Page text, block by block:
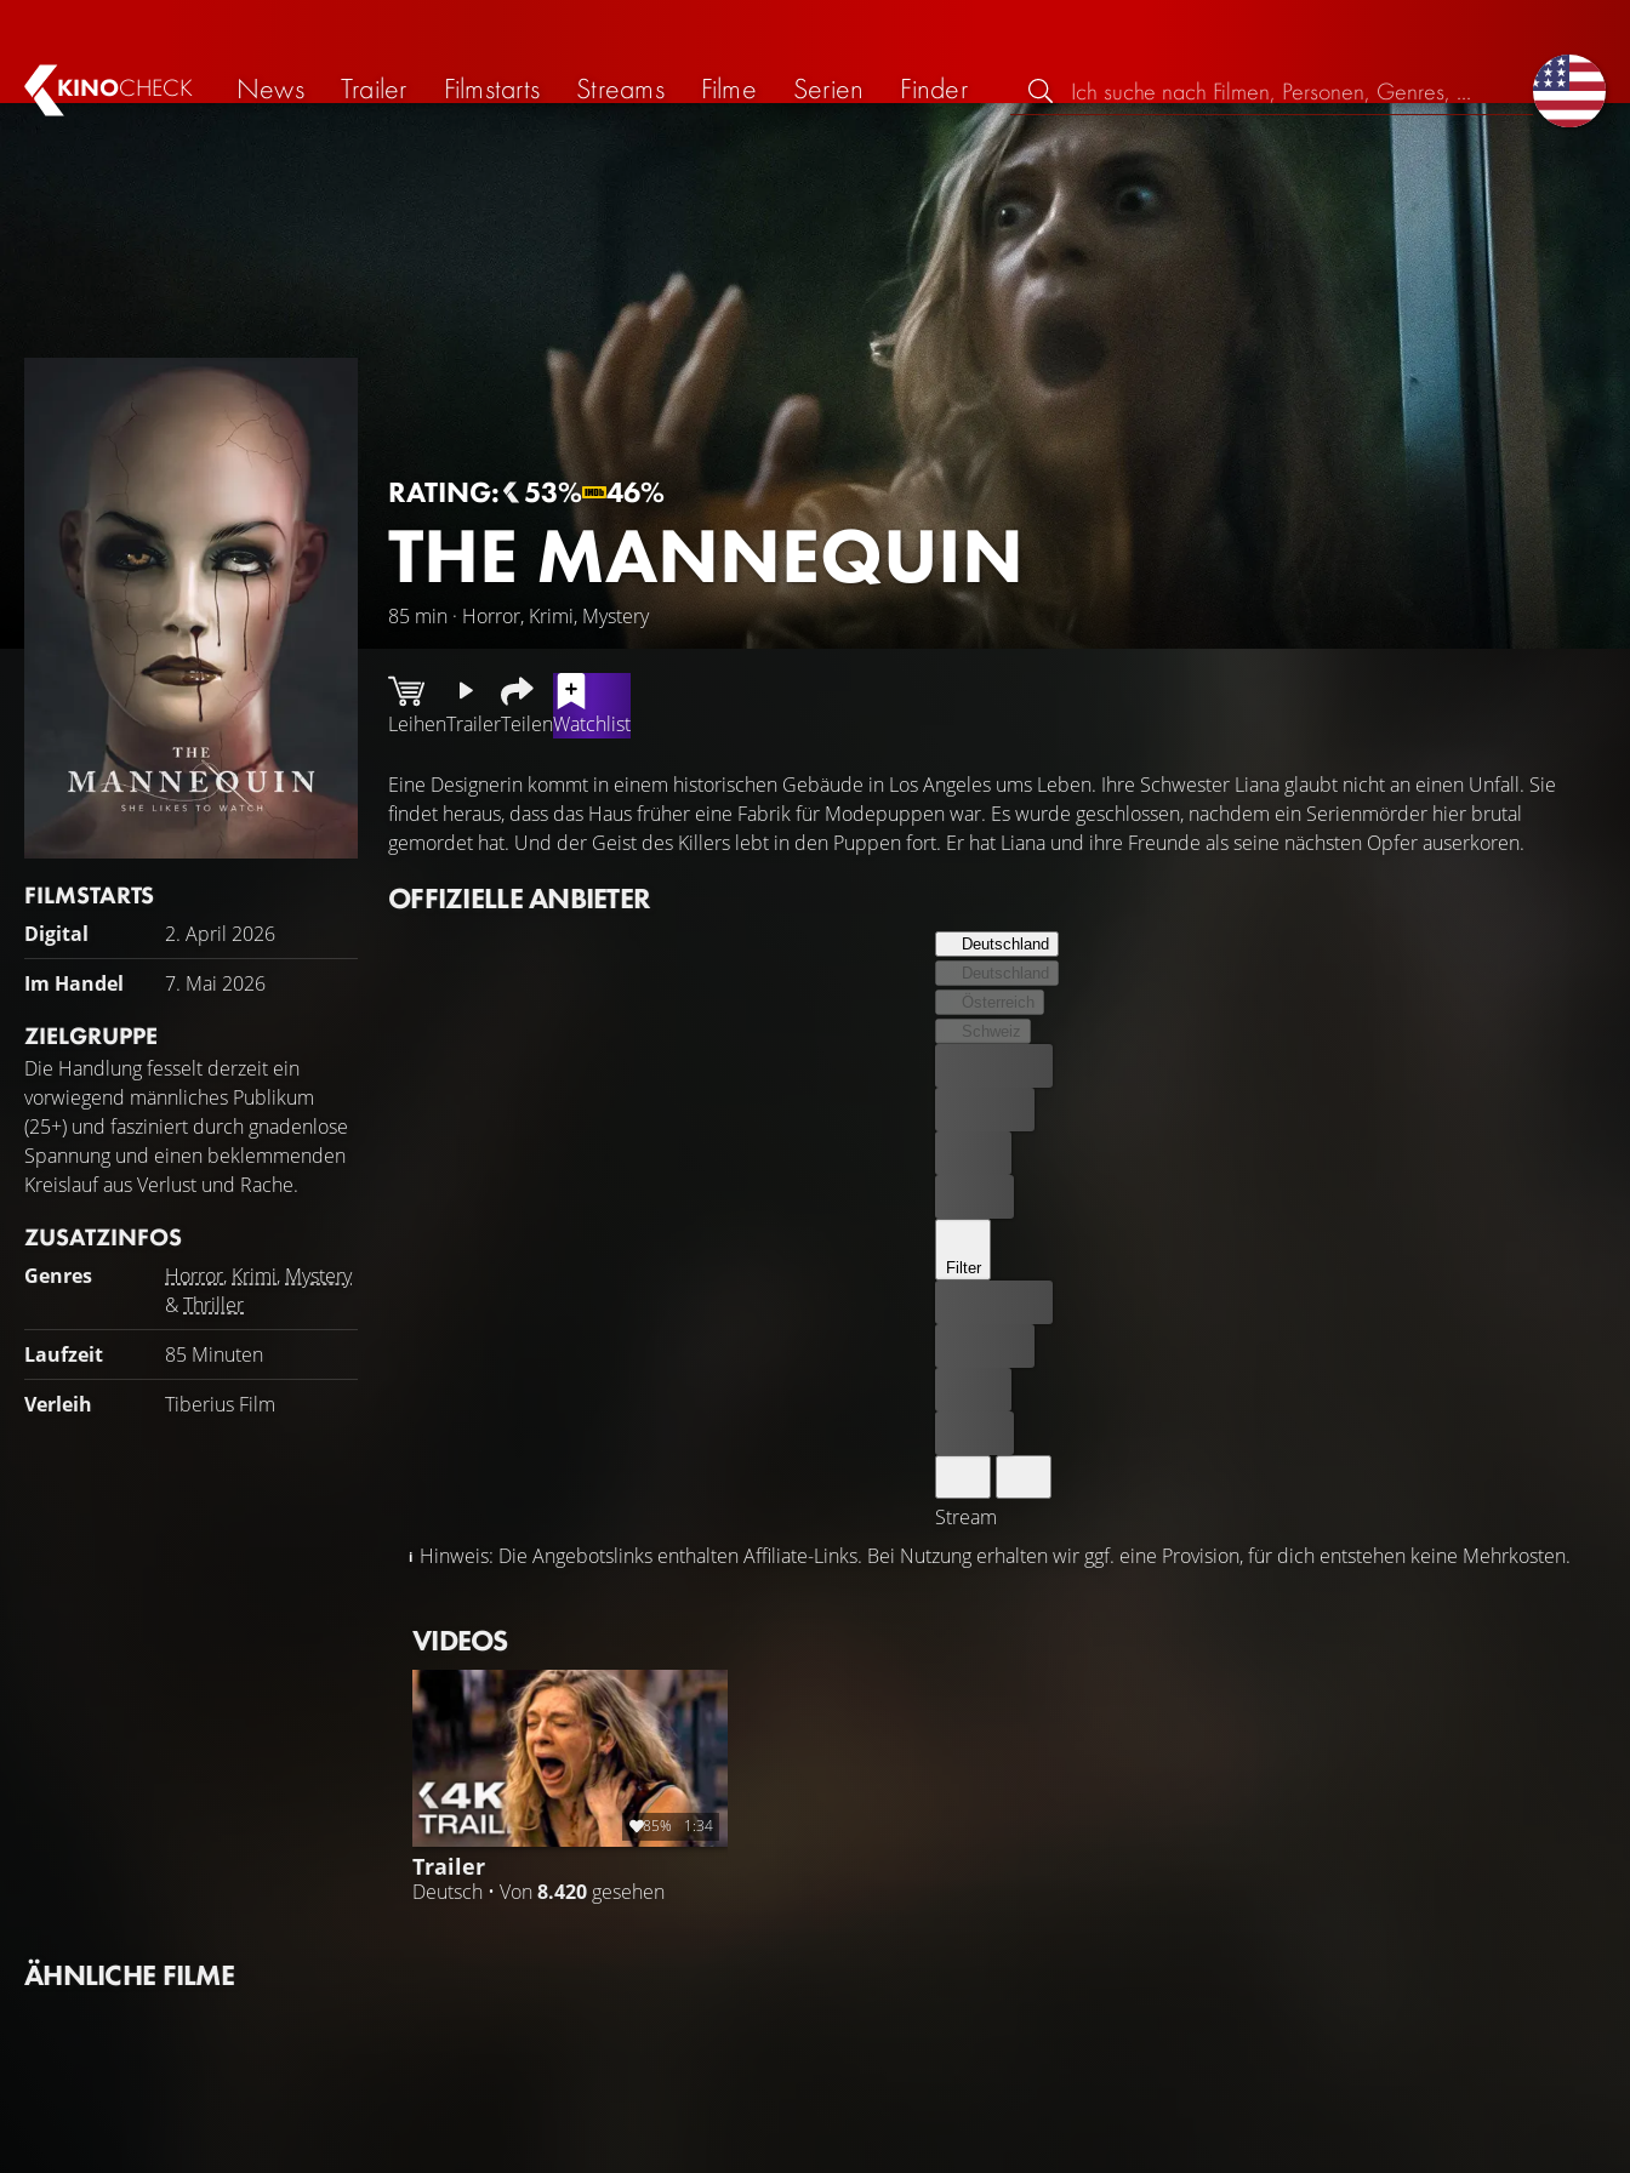
KINOCHECK News Trailer Filmstarts Streams Filme Serien Finder
RATING: 53% 46%
THE MANNEQUIN
85 min · Horror, Krimi, Mystery
FILMSTARTS
Digital
2. April 2026
Im Handel
7. Mai 2026
ZIELGRUPPE
Die Handlung fesselt derzeit ein
vorwiegend männliches Publikum
(25+) und fasziniert durch gnadenlose
Spannung und einen beklemmenden
Kreislauf aus Verlust und Rache.
ZUSATZINFOS
Genres Horror, Krimi, Mystery
&Thriller
Laufzeit
85 Minuten
Verleih
Tiberius Film
LeihenTrailerTeilenWatchlist
Eine Designerin kommt in einem historischen Gebäude in Los Angeles ums Leben. Ihre Schwester Liana glaubt nicht an einen Unfall. Sie
findet heraus, dass das Haus früher eine Fabrik für Modepuppen war. Es wurde geschlossen, nachdem ein Serienmörder hier brutal
gemordet hat. Und der Geist des Killers lebt in den Puppen fort. Er hat Liana und ihre Freunde als seine nächsten Opfer auserkoren.
OFFIZIELLE ANBIETER
Deutschland
Deutschland
Österreich
Schweiz
Filter
Stream
Hinweis: Die Angebotslinks enthalten Affiliate-Links. Bei Nutzung erhalten wir ggf. eine Provision, für dich entstehen keine Mehrkosten.
VIDEOS
85% 1:34
Trailer
Deutsch • Von8.420 gesehen
ÄHNLICHE FILME